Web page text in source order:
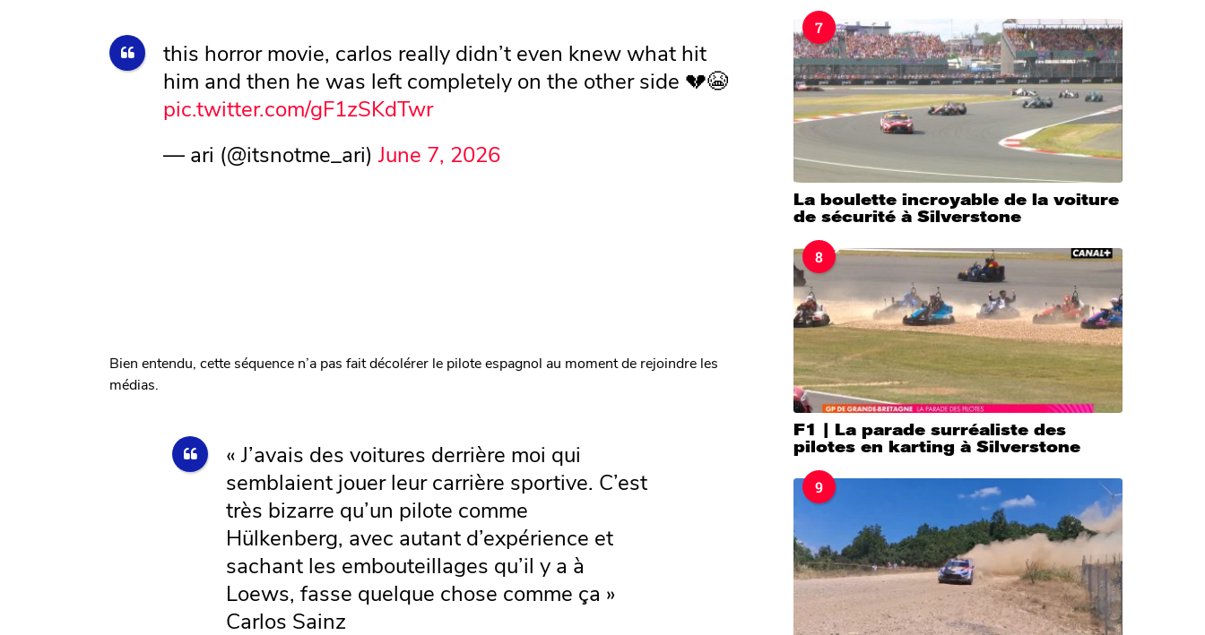
this horror movie, carlos really didn’t even knew what hit
him and then he was left completely on the other side 💔😭
pic.twitter.com/gF1zSKdTwr
— ari (@itsnotme_ari)June 7, 2026
Bien entendu, cette séquence n’a pas fait décolérer le pilote espagnol au moment de rejoindre les
médias.
« J’avais des voitures derrière moi qui
semblaient jouer leur carrière sportive. C’est
très bizarre qu’un pilote comme
Hülkenberg, avec autant d’expérience et
sachant les embouteillages qu’il y a à
Loews, fasse quelque chose comme ça »
Carlos Sainz
7
La boulette incroyable de la voiture
de sécurité à Silverstone
8
F1 | La parade surréaliste des
pilotes en karting à Silverstone
9